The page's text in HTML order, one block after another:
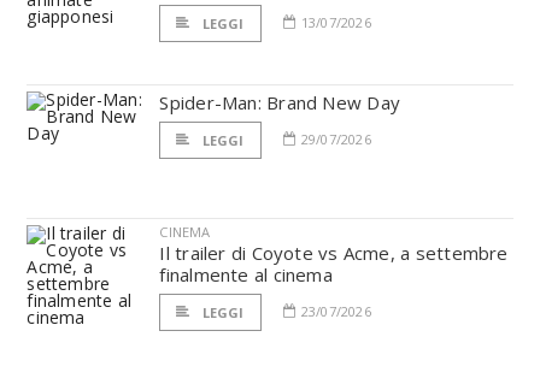
LEGGI 13/07/2026
Spider-Man: Brand New Day
LEGGI 29/07/2026
CINEMA
Il trailer di Coyote vs Acme, a settembre
finalmente al cinema
LEGGI 23/07/2026